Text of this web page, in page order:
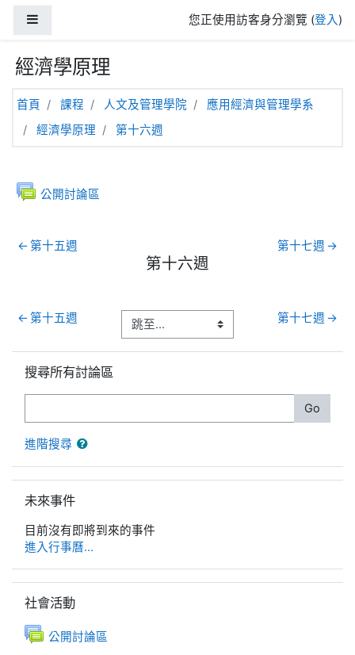
您正使用訪客身分瀏覽 (登入)
經濟學原理
首頁 課程 人文及管理學院
應用經濟與管理學系
經濟學原理
第十六週
一般公開討論區
←第十五週 第十七週 →
第十六週
←第十五週 第十七週 →
搜尋所有討論區
Go
進階搜尋
未來事件
目前沒有即將到來的事件
進入行事曆...
社會活動
公開討論區